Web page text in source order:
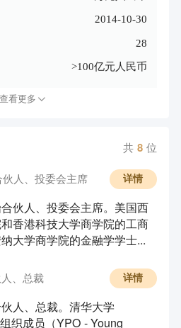
2014-10-30
28
>100亿元人民币
查看更多
共 8 位
伙人、投委会主席
伙人、投委会主席。美国西
香港科技大学商学院的工商
大学商学院的金融学学士...
详情
、总裁
人、总裁。清华大学
织成员（YPO - Young
详情